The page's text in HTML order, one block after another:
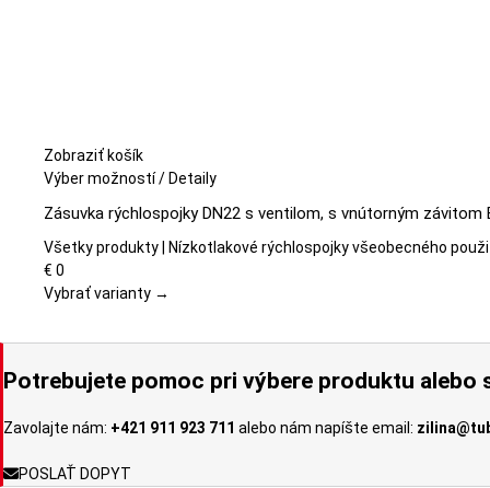
Zobraziť košík
Výber možnostíTento
má
viacero
Možnosti
môžete
na
produktu.
/Detaily
Zásuvka rýchlospojky DN22 s ventilom, s vnútorným závitom
Všetky produkty | Nízkotlakové rýchlospojky všeobecného
€ 0
Vybrať varianty →
Potrebujete pomoc pri výbere produktu alebo
Zavolajte nám: +421 911 923 711 alebo nám napíšte email:
POSLAŤ DOPYT